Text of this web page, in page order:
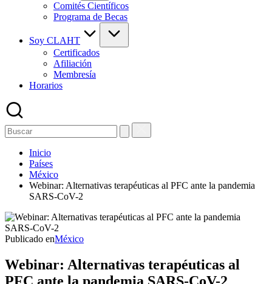
Comités Científicos
Programa de Becas
Soy CLAHT
Certificados
Afiliación
Membresía
Horarios
Inicio
Países
México
Webinar: Alternativas terapéuticas al PFC ante la pandemia
SARS-CoV-2
Publicado enMéxico
Webinar: Alternativas terapéuticas al